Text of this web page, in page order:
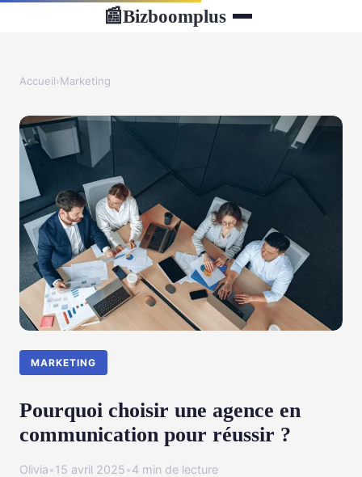
📰Bizboomplus
Accueil›Marketing
MARKETING
Pourquoi choisir une agence en
communication pour réussir ?
Olivia•15 avril 2025•4 min de lecture